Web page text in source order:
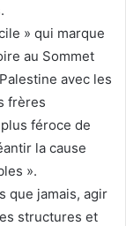
» qui marque
au Sommet
avec les
frères
féroce de
la cause
».
que jamais, agir
structures et